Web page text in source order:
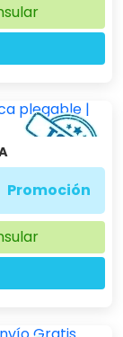
Promoción